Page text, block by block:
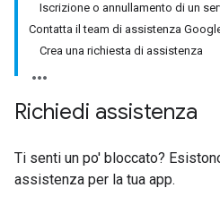
Iscrizione o annullamento di un
Contatta il team di assistenza
Crea una richiesta di assistenza
Richiedi assistenza
Ti senti un po' bloccato?
assistenza per la tua app.